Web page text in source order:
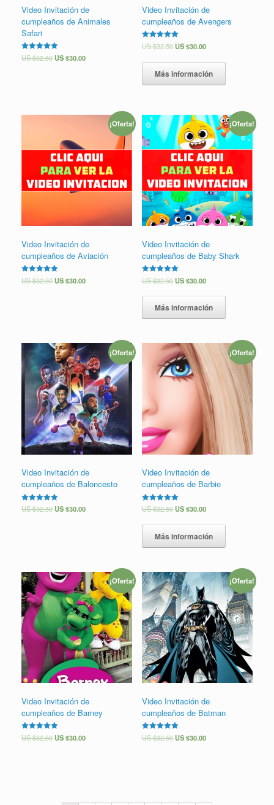
Video Invitación de
cumpleaños de Animales
Safari
Valorado en
5.00
US $32.50US $30.00
Video Invitación de
cumpleaños de Avengers
Valorado en
5.00
US $32.50 US $30.00
Más información
¡Oferta!
Video Invitación de
cumpleaños de Aviación
Valorado en
5.00
US $32.50US $30.00
¡Oferta!
Video Invitación de
cumpleaños de Baby Shark
Valorado en
5.00
US $32.50 US $30.00
Más información
¡Oferta!
Video Invitación de
cumpleaños de Baloncesto
Valorado en
5.00
US $32.50US $30.00
¡Oferta!
Video Invitación de
cumpleaños de Barbie
Valorado en
5.00
US $32.50 US $30.00
Más información
¡Oferta!
Video Invitación de
cumpleaños de Barney
Valorado en
5.00
US $32.50US $30.00
¡Oferta!
Video Invitación de
cumpleaños de Batman
Valorado en
5.00
US $32.50 US $30.00